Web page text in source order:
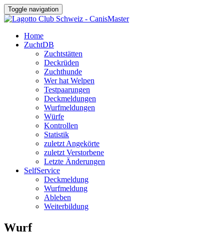
Toggle navigation
Home
ZuchtDB
Zuchtstätten
Deckrüden
Zuchthunde
Wer hat Welpen
Testpaarungen
Deckmeldungen
Wurfmeldungen
Würfe
Kontrollen
Statistik
zuletzt Angekörte
zuletzt Verstorbene
Letzte Änderungen
SelfService
Deckmeldung
Wurfmeldung
Ableben
Weiterbildung
Wurf